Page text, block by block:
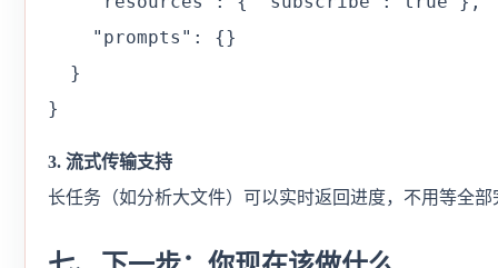
    "prompts": {}
  }
}
3. 流式传输支持
长任务（如分析大文件）可以实时返回进度，不用等全部